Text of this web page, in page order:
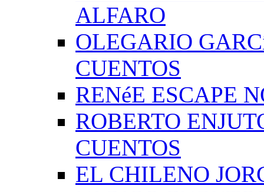
ALFARO
OLEGARIO
CUENTOS
RENéE ESCAPE
ROBERTO
CUENTOS
EL CHILENO